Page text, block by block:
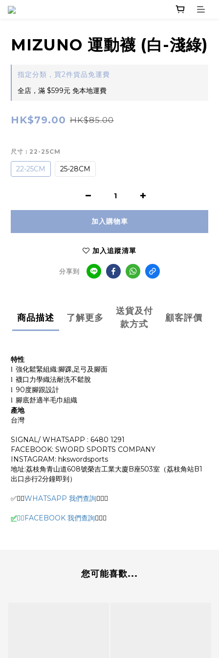
MIZUNO 運動襪 (白-淺綠)
指定分類，買2件貨品免運費
全店，滿 $599元 免本地運費
HK$79.00 HK$85.00
尺寸 : 22-25CM
22-25CM 25-28CM
加入購物車
加入追蹤清單
分享到
商品描述 了解更多
送貨及付
款方式
顧客評價
特性
l 強化鬆緊組織:腳踝,足弓及腳面
l 襪口力學織法耐洗不鬆脫
l 90度腳跟設計
l 腳底舒適半毛巾組織
產地
台灣
SIGNAL/ WHATSAPP : 6480 1291
FACEBOOK: SWORD SPORTS COMPANY
INSTAGRAM: hkswordsports
地址:荔枝角青山道608號榮吉工業大廈B座503室（荔枝角站B1
出口步行2分鐘即到）
✅🙆‍♂️WHATSAPP 我們查詢🙆‍♂️✅
✅🙆‍♂️ FACEBOOK 我們查詢🙆‍♂️✅
您可能喜歡...